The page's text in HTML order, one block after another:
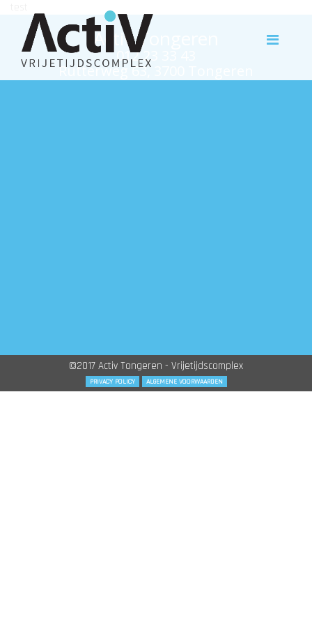
Activ Tongeren
012 23 33 43
Rutterweg 63, 3700 Tongeren
©2017 Activ Tongeren - Vrijetijdscomplex
PRIVACY POLICY ALGEMENE VOORWAARDEN